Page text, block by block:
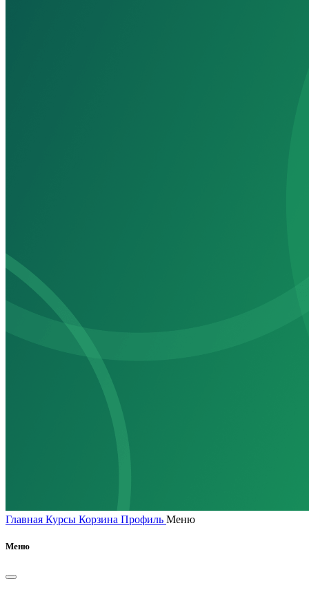
Главная Курсы Корзина Профиль Меню
Меню